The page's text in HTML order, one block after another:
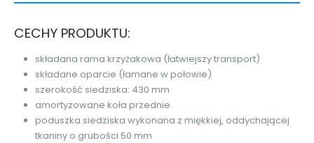
CECHY PRODUKTU:
składana rama krzyżakowa (łatwiejszy transport)
składane oparcie (łamane w połowie)
szerokość siedziska: 430 mm
amortyzowane koła przednie
poduszka siedziska wykonana z miękkiej, oddychającej
tkaniny o grubości 50 mm